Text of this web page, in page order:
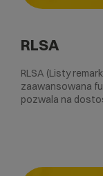
RLSA
RLSA (Listy
zaawansowana
pozwala na